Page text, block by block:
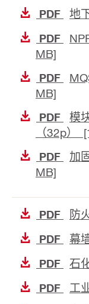
PDF 地
PDF
MB]
PDF
MB]
PDF
模
（32p）
PDF
加
MB]
PDF 防
PDF 幕
PDF 石
PDF 工